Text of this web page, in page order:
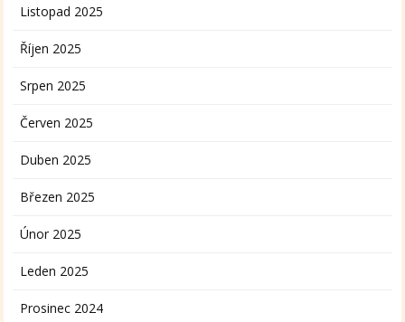
Listopad 2025
Říjen 2025
Srpen 2025
Červen 2025
Duben 2025
Březen 2025
Únor 2025
Leden 2025
Prosinec 2024